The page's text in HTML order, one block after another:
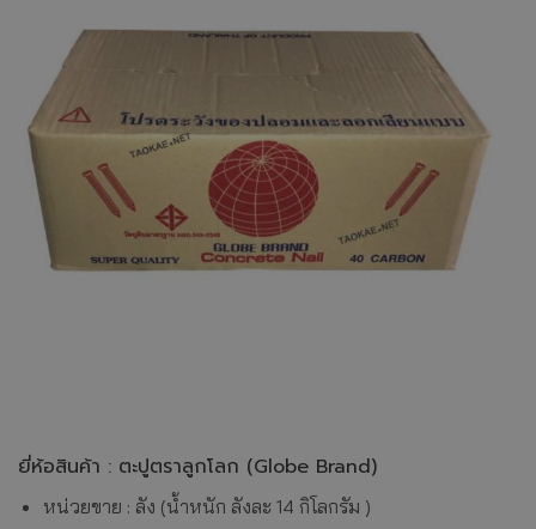
ยี่ห้อสินค้า : ตะปูตราลูกโลก (Globe Brand)
หน่วยขาย : ลัง (น้ำหนัก ลังละ 14 กิโลกรัม )